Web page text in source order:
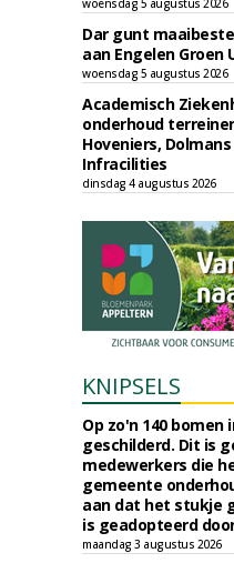
woensdag 5 augustus 2026
Dar gunt
aan Engelen Groen
woensdag 5 augustus 2026
Academisch
onderhoud
Hoveniers,
Infracilities
dinsdag 4 augustus 2026
KNIPSELS
Op zo'n 140 bomen
geschilderd. Dit is
medewerkers die
gemeente
aan dat het stukje
is geadopteerd
maandag 3 augustus 2026